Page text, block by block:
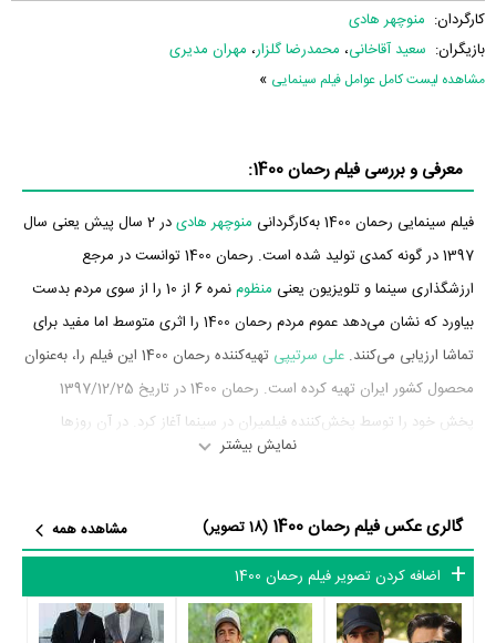
کارگردان: منوچهر هادی
بازیگران: سعید آقاخانی، محمدرضا گلزار، مهران مدیری
مشاهده لیست کامل عوامل فیلم سینمایی »
معرفی و بررسی فیلم رحمان 1400:
فیلم سینمایی رحمان 1400 به‌کارگردانی منوچهر هادی
در 2 سال پیش یعنی سال
1397 در گونه کمدی تولید شده است. رحمان 1400 توانست در مرجع
ارزشگذاری سینما و تلویزیون یعنی منظوم
نمره 6 از 10 را از سوی مردم بدست
بیاورد که نشان می‌دهد عموم مردم رحمان 1400 را اثری متوسط اما مفید برای
تماشا ارزیابی می‌کنند. علی سرتیپی
تهیه‌کننده رحمان 1400 این فیلم را، به‌عنوان
محصول کشور ایران تهیه کرده است. رحمان 1400 در تاریخ 1397/12/25
پخش خود را توسط پخش‌کننده فیلمیران در سینما آغاز کرد. در آن روزها
بازیگران فیلم رحمان 1400 چه کسانی هستند؟ در رحمان 1400 بازیگرانی چون
سعید آقاخانیدر نقش رحمان،محمدرضا گلزاردر نقش اشکان،مهران مدیری
در نقش پدر اشکان،ساره بیاتدر نقش نازیلا،بهرام افشاری در نقش انوش،
نمایش بیشتر
گالری عکس فیلم رحمان 1400 (18 تصویر)
مشاهده همه
اضافه کردن تصویر فیلم رحمان 1400